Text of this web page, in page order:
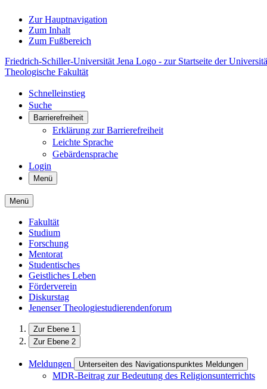
Zur Hauptnavigation
Zum Inhalt
Zum Fußbereich
Friedrich-Schiller-Universität Jena Logo - zur Startseite der
Theologische Fakultät
Schnelleinstieg
Suche
Barrierefreiheit
Erklärung zur Barrierefreiheit
Leichte Sprache
Gebärdensprache
Login
Menü
Menü
Fakultät
Studium
Forschung
Mentorat
Studentisches
Geistliches Leben
Förderverein
Diskurstag
Jenenser Theologiestudierendenforum
Zur Ebene 1
Zur Ebene 2
Meldungen Unterseiten des Navigationspunktes Meldungen
MDR-Beitrag zur Bedeutung des Religionsunterrichts